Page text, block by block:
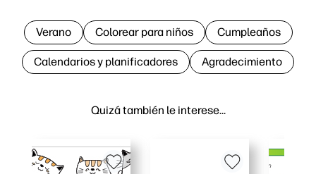
Quizá también le interese…
Verano Colorear para niños Cumpleaños
Calendarios y planificadores Agradecimiento